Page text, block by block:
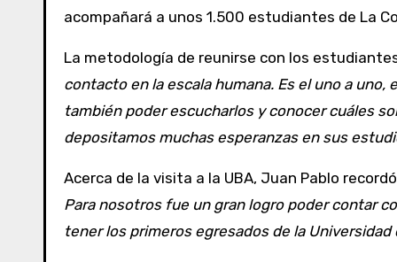
acompañará a unos 1.500 estudiantes de La
La metodología de reunirse con los
contacto en la escala humana. Es el uno a
también poder escucharlos y conocer cuáles
depositamos muchas esperanzas en sus
Acerca de la visita a la UBA, Juan Pablo
Para nosotros fue un gran logro poder contar
tener los primeros egresados de la Universidad